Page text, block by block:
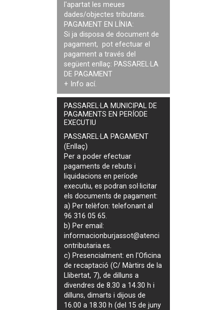
l'apartat les meues
dades/objectes tributaris.
PAGAMENT EN LÍNIA:
Si ja disposa de document de
pagament, pot efectuar el
pagament a través del
següent enllaç: PASSAREL·LA
DE PAGAMENT
+ Info ací.
PASSAREL·LA MUNICIPAL DE
PAGAMENTS EN PERÍODE
EXECUTIU
PASSAREL·LA PAGAMENT
(Enllaç)
Per a poder efectuar
pagaments derebuts i
liquidacions en període
executiu, es podransol·licitar
els documents de pagament:
a) Per telèfon: telefonant al
96 316 05 65.
b) Per email:
informacionburjassot@atenci
ontributaria.es.
c) Presencialment: en l'Oficina
de recaptació (C/ Màrtirs de la
Llibertat, 7), de dilluns a
divendres de 8.30 a 14.30 h i
dilluns, dimarts i dijous de
16.00 a 18.30 h (del 15 de juny